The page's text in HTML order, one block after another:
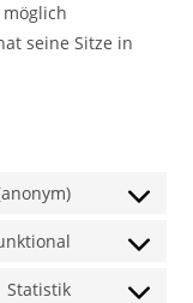
seine Sitze in
Consent
elementor
Consent
Statistik